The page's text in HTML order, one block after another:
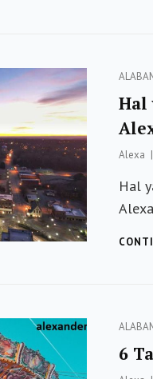
Hal
Alexa
Hal
6